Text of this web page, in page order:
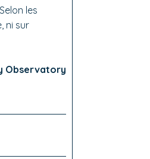
les
ni sur
Observatory